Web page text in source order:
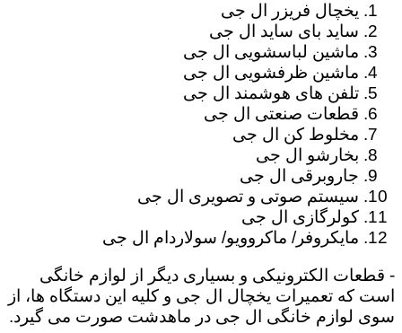
یخچال فریزر ال جی
ساید بای ساید ال جی
ماشین لباسشویی ال جی
ماشین ظرفشویی ال جی
تلفن های هوشمند ال جی
قطعات صنعتی ال جی
مخلوط کن ال جی
بخارشو ال جی
جاروبرقی ال جی
سیستم صوتی و تصویری ال جی
کولرگازی ال جی
مایکروفر/ ماکروویو/ سولاردام ال جی
- قطعات الکترونیکی و بسیاری دیگر از لوازم خانگی
است که تعمیرات یخچال ال جی و کلیه این دستگاه ها، از
سوی لوازم خانگی ال جی در ماهدشت صورت می گیرد.